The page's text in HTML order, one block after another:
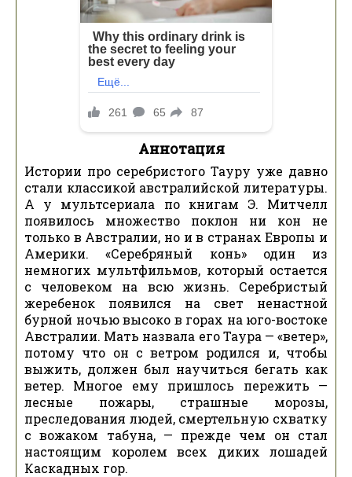
Аннотация
Истории про серебристого Тауру уже давно
стали классикой австралийской литературы.
А у мультсериала по книгам Э. Митчелл
появилось множество поклон ни кон не
только в Австралии, но и в странах Европы и
Америки. «Серебряный конь» один из
немногих мультфильмов, который остается
с человеком на всю жизнь. Серебристый
жеребенок появился на свет ненастной
бурной ночью высоко в горах на юго-востоке
Австралии. Мать назвала его Таура — «ветер»,
потому что он с ветром родился и, чтобы
выжить, должен был научиться бегать как
ветер. Многое ему пришлось пережить —
лесные пожары, страшные морозы,
преследования людей, смертельную схватку
с вожаком табуна, — прежде чем он стал
настоящим королем всех диких лошадей
Каскадных гор.